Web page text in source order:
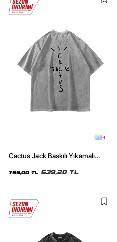
4
Cactus Jack Baskılı Yıkamalı
799,00 TL 639,20 TL